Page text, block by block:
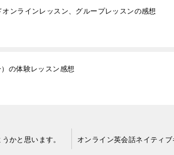
オンラインレッスン、グループレッスンの感想
の体験レッスン感想
かと思います。